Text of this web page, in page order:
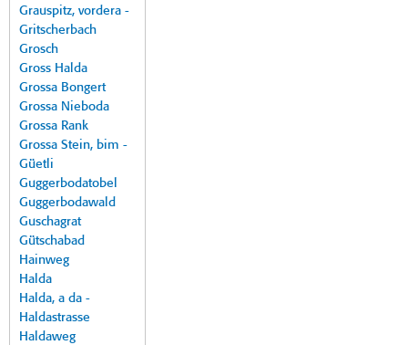
Grauspitz, vordera -
Gritscherbach
Grosch
Gross Halda
Grossa Bongert
Grossa Nieboda
Grossa Rank
Grossa Stein, bim -
Güetli
Guggerbodatobel
Guggerbodawald
Guschagrat
Gütschabad
Hainweg
Halda
Halda, a da -
Haldastrasse
Haldaweg